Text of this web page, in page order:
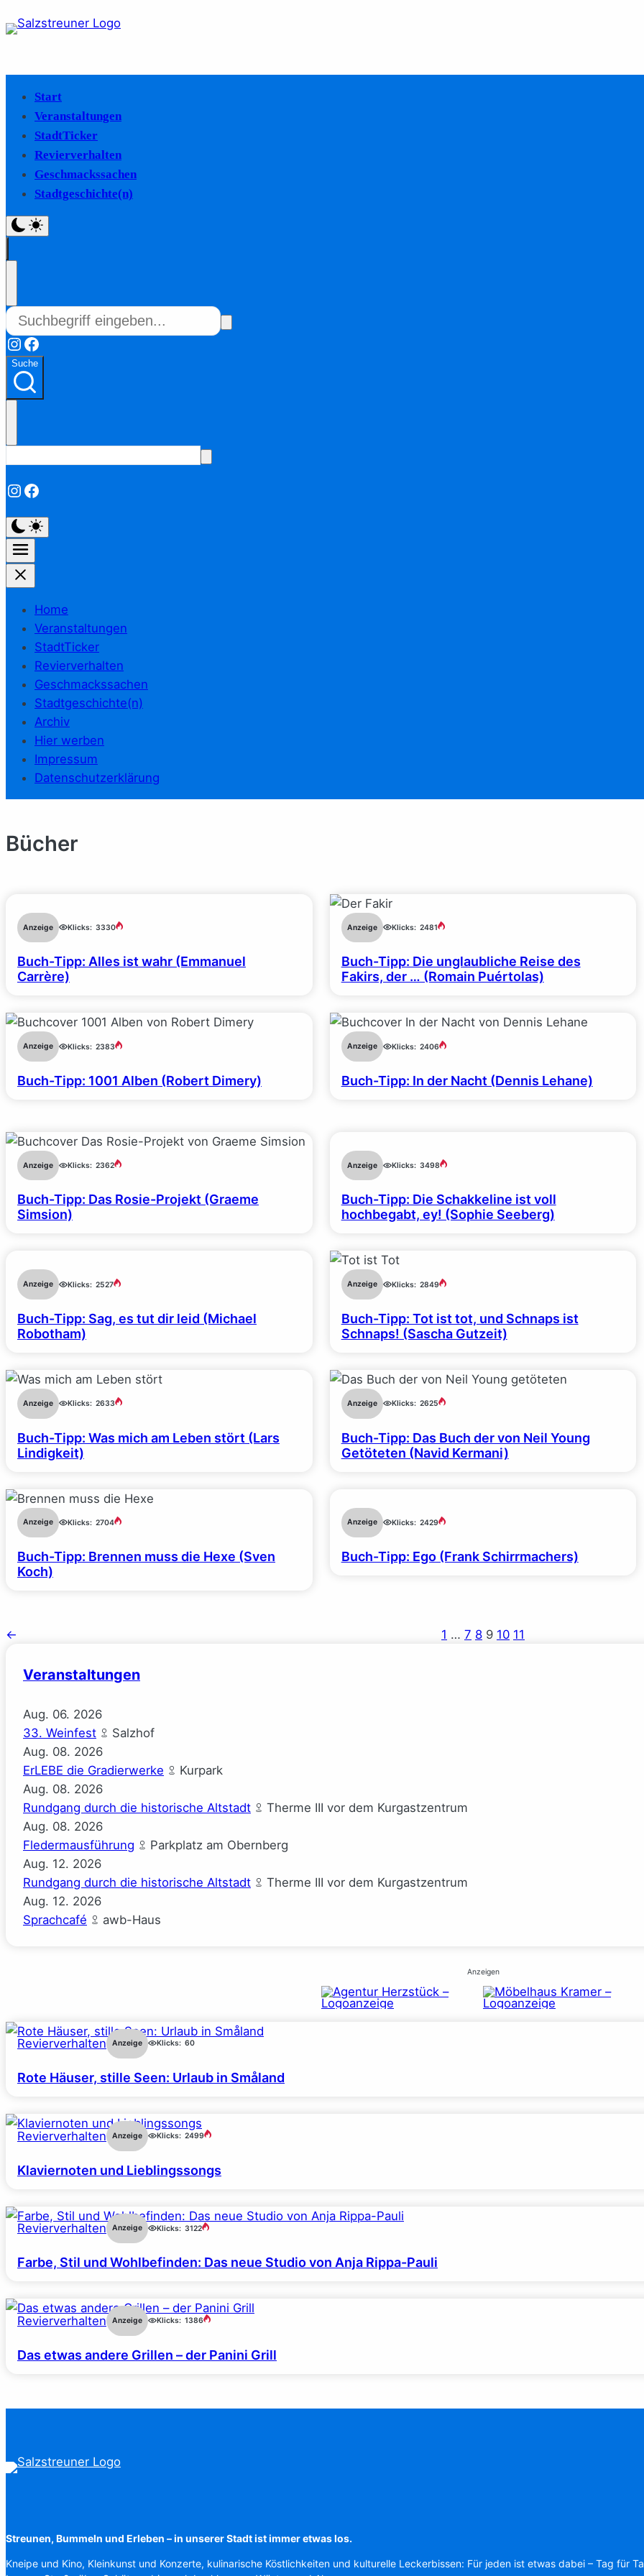
Start
Veranstaltungen
StadtTicker
Revierverhalten
Geschmackssachen
Stadtgeschichte(n)
Instagram
Facebook
Suche
Instagram
Facebook
Home
Veranstaltungen
StadtTicker
Revierverhalten
Geschmackssachen
Stadtgeschichte(n)
Archiv
Hier werben
Impressum
Datenschutzerklärung
Bücher
Anzeige Klicks: 3330
Buch-Tipp: Alles ist wahr (Emmanuel
Carrère)
Anzeige Klicks: 2481
Buch-Tipp: Die unglaubliche Reise des
Fakirs, der … (Romain Puértolas)
Anzeige Klicks: 2383
Buch-Tipp: 1001 Alben (Robert Dimery)
Anzeige Klicks: 2406
Buch-Tipp: In der Nacht (Dennis Lehane)
Anzeige Klicks: 2362
Buch-Tipp: Das Rosie-Projekt (Graeme
Simsion)
Anzeige Klicks: 3498
Buch-Tipp: Die Schakkeline ist voll
hochbegabt, ey! (Sophie Seeberg)
Anzeige Klicks: 2527
Buch-Tipp: Sag, es tut dir leid (Michael
Robotham)
Anzeige Klicks: 2849
Buch-Tipp: Tot ist tot, und Schnaps ist
Schnaps! (Sascha Gutzeit)
Anzeige Klicks: 2633
Buch-Tipp: Was mich am Leben stört (Lars
Lindigkeit)
Anzeige Klicks: 2625
Buch-Tipp: Das Buch der von Neil Young
Getöteten (Navid Kermani)
Anzeige Klicks: 2704
Buch-Tipp: Brennen muss die Hexe (Sven
Koch)
Anzeige Klicks: 2429
Buch-Tipp: Ego (Frank Schirrmachers)
← 1 … 7 8 9 10 11
Veranstaltungen
Aug. 06. 2026
33. Weinfest
Salzhof
Aug. 08. 2026
ErLEBE die Gradierwerke
Kurpark
Aug. 08. 2026
Rundgang durch die historische Altstadt
Therme III vor dem Kurgastzentrum
Aug. 08. 2026
Fledermausführung
Parkplatz am Obernberg
Aug. 12. 2026
Rundgang durch die historische Altstadt
Therme III vor dem Kurgastzentrum
Aug. 12. 2026
Sprachcafé
awb-Haus
Anzeigen
Revierverhalten Anzeige Klicks: 60
Rote Häuser, stille Seen: Urlaub in Småland
Revierverhalten Anzeige Klicks: 2499
Klaviernoten und Lieblingssongs
Revierverhalten Anzeige Klicks: 3122
Farbe, Stil und Wohlbefinden: Das neue Studio von Anja Rippa-Pauli
Revierverhalten Anzeige Klicks: 1386
Das etwas andere Grillen – der Panini Grill
Streunen, Bummeln und Erleben – in unserer Stadt ist immer etwas los.
Kneipe und Kino, Kleinkunst und Konzerte, kulinarische Köstlichkeiten und kulturelle Leckerbissen: Für jeden ist etwas dabei – Tag für